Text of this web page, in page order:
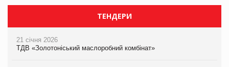
ТЕНДЕРИ
21 січня 2026
ТДВ «Золотоніський маслоробний комбінат»